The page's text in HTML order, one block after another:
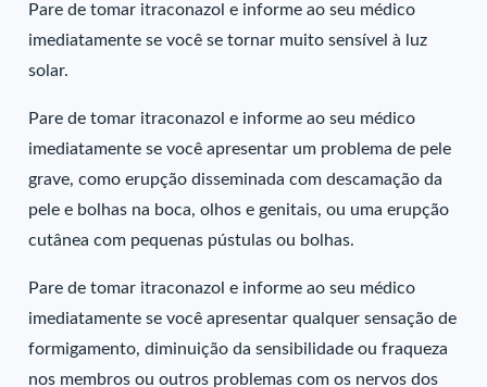
Pare de tomar itraconazol e informe ao seu médico
imediatamente se você se tornar muito sensível à luz
solar.
Pare de tomar itraconazol e informe ao seu médico
imediatamente se você apresentar um problema de pele
grave, como erupção disseminada com descamação da
pele e bolhas na boca, olhos e genitais, ou uma erupção
cutânea com pequenas pústulas ou bolhas.
Pare de tomar itraconazol e informe ao seu médico
imediatamente se você apresentar qualquer sensação de
formigamento, diminuição da sensibilidade ou fraqueza
nos membros ou outros problemas com os nervos dos